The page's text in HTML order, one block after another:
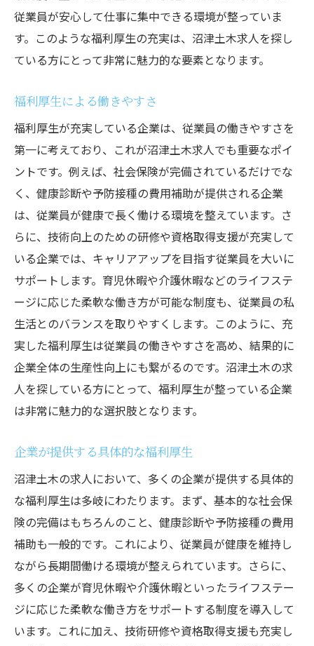
従業員が安心して仕事に集中できる環境が整っていま
す。このような福利厚生の充実は、沼津土木求人を探し
ている方にとって非常に魅力的な要素となります。
福利厚生による働きやすさ
福利厚生が充実している企業は、従業員の働きやすさを
第一に考えており、これが沼津土木求人でも重要なポイ
ントです。例えば、社会保険が完備されているだけでな
く、健康診断や予防接種の費用補助が提供される企業
は、従業員が健康で長く働ける環境を整えています。さ
らに、技術向上のための研修や資格取得支援が充実して
いる企業では、キャリアアップを目指す従業員を大いに
サポートします。育児休暇や介護休暇などのライフステ
ージに応じた柔軟な働き方が可能な制度も、従業員の私
生活とのバランスを取りやすくします。このように、充
実した福利厚生は従業員の働きやすさを高め、結果的に
企業全体の生産性向上にも繋がるのです。沼津土木の求
人を探している方にとって、福利厚生が整っている企業
は非常に魅力的な選択肢となります。
企業が提供する具体的な福利厚生
沼津土木の求人において、多くの企業が提供する具体的
な福利厚生は多岐にわたります。まず、基本的な社会保
険の完備はもちろんのこと、健康診断や予防接種の費用
補助も一般的です。これにより、従業員が健康を維持し
ながら長期間働ける環境が整えられています。さらに、
多くの企業が育児休暇や介護休暇といったライフステー
ジに応じた柔軟な働き方をサポートする制度を導入して
います。これに加え、技術研修や資格取得支援も充実し